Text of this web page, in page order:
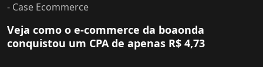
- Case Ecommerce
Veja como o e-commerce da boaonda
conquistou um CPA de apenas R$ 4,73